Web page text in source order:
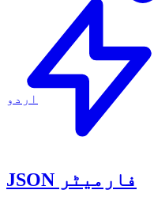
اردو
JSON فارمیٹر